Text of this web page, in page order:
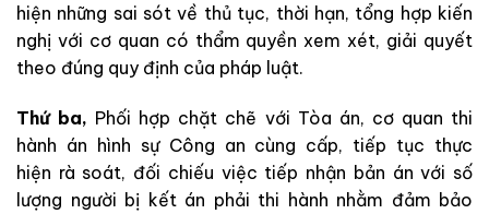
hiện những sai sót về thủ tục, thời hạn, tổng hợp kiến
nghị với cơ quan có thẩm quyền xem xét, giải quyết
theo đúng quy định của pháp luật.
Thứ ba, Phối hợp chặt chẽ với Tòa án, cơ quan thi
hành án hình sự Công an cùng cấp, tiếp tục thực
hiện rà soát, đối chiếu việc tiếp nhận bản án với số
lượng người bị kết án phải thi hành nhằm đảm bảo